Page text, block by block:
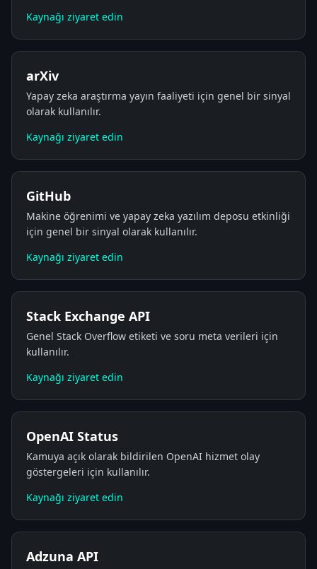
Kaynağı ziyaret edin
arXiv
Yapay zeka araştırma yayın faaliyeti için genel bir sinyal
olarak kullanılır.
Kaynağı ziyaret edin
GitHub
Makine öğrenimi ve yapay zeka yazılım deposu etkinliği
için genel bir sinyal olarak kullanılır.
Kaynağı ziyaret edin
Stack Exchange API
Genel Stack Overflow etiketi ve soru meta verileri için
kullanılır.
Kaynağı ziyaret edin
OpenAI Status
Kamuya açık olarak bildirilen OpenAI hizmet olay
göstergeleri için kullanılır.
Kaynağı ziyaret edin
Adzuna API